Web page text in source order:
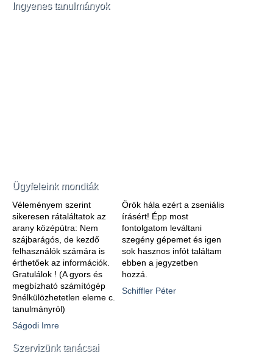
Ingyenes tanulmányok
Ügyfeleink mondták
Véleményem szerint
sikeresen rátaláltatok az
arany középútra: Nem
szájbarágós, de kezdő
felhasználók számára is
érthetőek az információk.
Gratulálok ! (A gyors és
megbízható számítógép
9nélkülözhetetlen eleme c.
tanulmányról)
Ságodi Imre
Örök hála ezért a zseniális
írásért! Épp most
fontolgatom leváltani
szegény gépemet és igen
sok hasznos infót találtam
ebben a jegyzetben
hozzá.
Schiffler Péter
Szervizünk tanácsai